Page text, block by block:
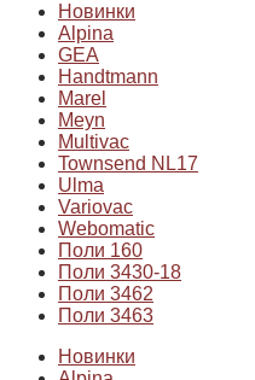
Новинки
Alpina
GEA
Handtmann
Marel
Meyn
Multivac
Townsend NL17
Ulma
Variovac
Webomatic
Поли 160
Поли 3430-18
Поли 3462
Поли 3463
Новинки